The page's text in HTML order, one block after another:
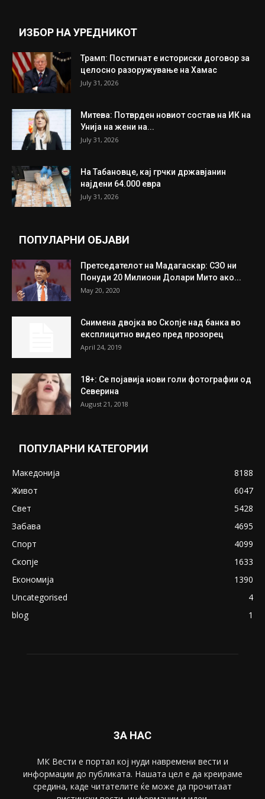
ИЗБОР НА УРЕДНИКОТ
Трамп: Постигнат е историски договор за
целосно разоружување на Хамас
July 31, 2026
Митева: Потврден новиот состав на ИК на
Унија на жени на...
July 31, 2026
На Табановце, кај грчки државјанин
најдени 64.000 евра
July 31, 2026
ПОПУЛАРНИ ОБЈАВИ
Претседателот на Мадагаскар: СЗО ни
Понуди 20 Милиони Долари Мито ако...
May 20, 2020
Снимена двојка во Скопје над банка во
експлицитно видео пред прозорец
April 24, 2019
18+: Се појавија нови голи фотографии од
Северина
August 21, 2018
ПОПУЛАРНИ КАТЕГОРИИ
Македонија
8188
Живот
6047
Свет
5428
Забава
4695
Спорт
4099
Скопје
1633
Економија
1390
Uncategorised
4
blog
1
ЗА НАС
МК Вести е портал коj нуди навремени вести и
информации до публиката. Нашата цел е да креираме
средина, каде читателите ќе може да прочитаат